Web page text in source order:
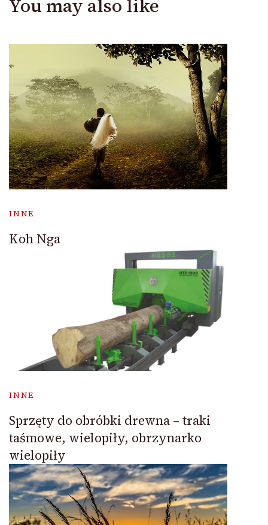
You may also like
INNE
Koh Nga
INNE
Sprzęty do obróbki drewna – traki
taśmowe, wielopiły, obrzynarko
wielopiły